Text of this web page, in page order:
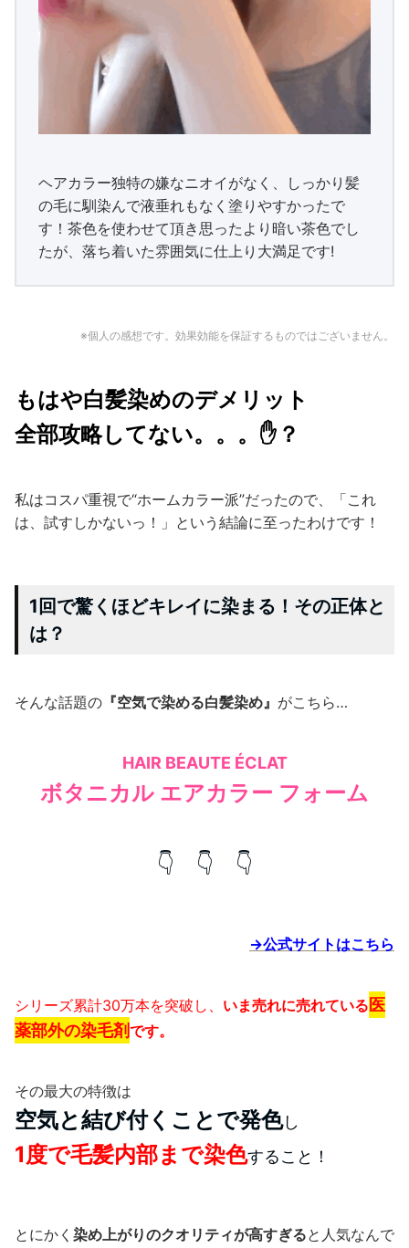
ヘアカラー独特の嫌なニオイがなく、しっかり髪
の毛に馴染んで液垂れもなく塗りやすかったで
す！茶色を使わせて頂き思ったより暗い茶色でし
たが、落ち着いた雰囲気に仕上り大満足です!
※個人の感想です。効果効能を保証するものではございません。
もはや白髪染めのデメリット
全部攻略してない。。。✋？
私はコスパ重視で“ホームカラー派”だったので、「これ
は、試すしかないっ！」という結論に至ったわけです！
1回で驚くほどキレイに染まる！その正体と
は？
そんな話題の 『空気で染める白髪染め』 がこちら…
HAIR BEAUTE ÉCLAT
ボタニカル エアカラー フォーム
👇 👇 👇
→公式サイトはこちら
シリーズ累計30万本を突破し、 いま売れに売れている 医
薬部外の染毛剤です。
その最大の特徴は
空気と結び付くことで発色し
1度で毛髪内部まで染色すること！
とにかく 染め上がりのクオリティが高すぎると人気なんで